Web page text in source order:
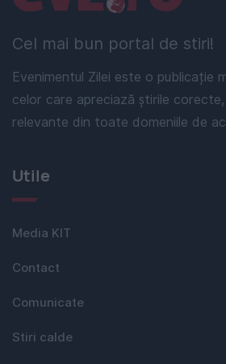
Cel mai bun portal de stiri!
Evenimentul Zilei este o publicație
celor care apreciază știrile
relevante din toate domeniile de
Utile
Media KIT
Contact
Comunicate
Stiri calde